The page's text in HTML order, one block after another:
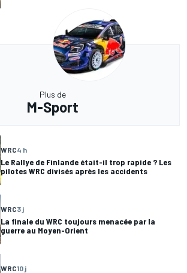
Plus de
M-Sport
WRC4 h
Le Rallye de Finlande était-il trop rapide ? Les
pilotes WRC divisés après les accidents
WRC3 j
La finale du WRC toujours menacée par la
guerre au Moyen-Orient
WRC10 j